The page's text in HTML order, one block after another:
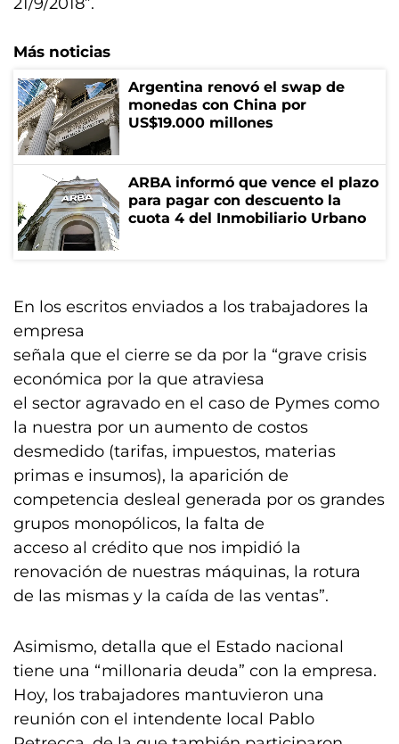
Más noticias
Argentina renovó el swap de
monedas con China por
US$19.000 millones
ARBA informó que vence el plazo
para pagar con descuento la
cuota 4 del Inmobiliario Urbano
En los escritos enviados a los trabajadores la
empresa
señala que el cierre se da por la “grave crisis
económica por la que atraviesa
el sector agravado en el caso de Pymes como
la nuestra por un aumento de costos
desmedido (tarifas, impuestos, materias
primas e insumos), la aparición de
competencia desleal generada por os grandes
grupos monopólicos, la falta de
acceso al crédito que nos impidió la
renovación de nuestras máquinas, la rotura
de las mismas y la caída de las ventas”.
Asimismo, detalla que el Estado nacional
tiene una “millonaria deuda” con la empresa.
Hoy, los trabajadores mantuvieron una
reunión con el intendente local Pablo